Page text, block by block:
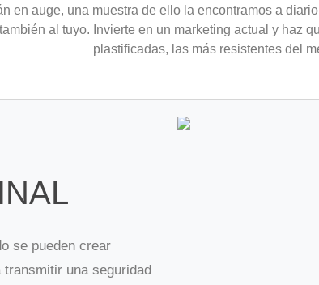
en auge, una muestra de ello la encontramos a
al tuyo. Invierte en un marketing actual y haz
plastificadas, las más resistentes del
se pueden crear
transmitir una seguridad